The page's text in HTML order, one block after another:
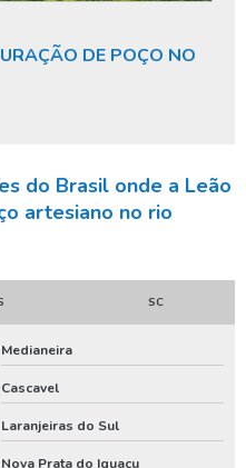
DE POÇO NO
do Brasil onde a Leão
artesiano no rio
SC
Medianeira
Cascavel
Laranjeiras do Sul
Nova Prata do Iguaçu